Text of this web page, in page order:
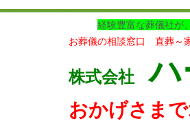
経験豊富な葬儀社が
お葬儀の相談窓口 直葬～
株式会社ハ
おかげさま